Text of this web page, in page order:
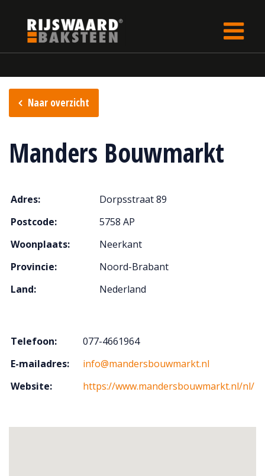
Naar overzicht
Manders Bouwmarkt
Adres:
Dorpsstraat 89
Postcode:
5758 AP
Woonplaats:
Neerkant
Provincie:
Noord-Brabant
Land:
Nederland
Telefoon:
077-4661964
E-mailadres:
info@mandersbouwmarkt.nl
Website:
https://www.mandersbouwmarkt.nl/nl/